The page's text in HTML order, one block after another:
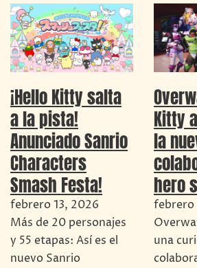
¡Hello Kitty salta
a la pista!
Anunciado Sanrio
Characters
Smash Festa!
febrero 13, 2026
Más de 20 personajes
y 55 etapas: Así es el
nuevo Sanrio
Kitty
la
hero
febrero
una